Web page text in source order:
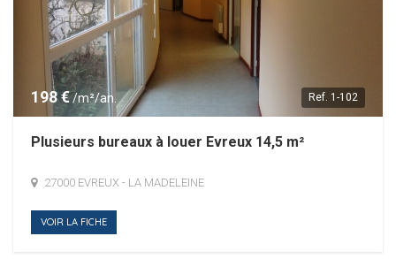
198 €/m²/an. Ref. 1-102
Plusieurs bureaux à louer Evreux 14,5 m²
27000 EVREUX - LA MADELEINE
VOIR LA FICHE